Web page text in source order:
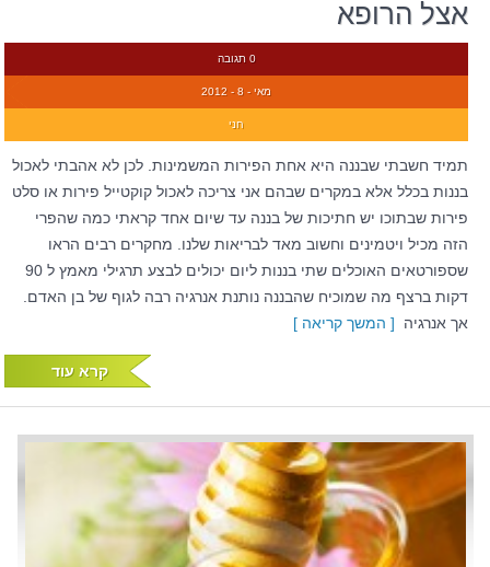
אצל הרופא
0 תגובה
מאי - 8 - 2012
חני
תמיד חשבתי שבננה היא אחת הפירות המשמינות. לכן לא אהבתי לאכול
בננות בכלל אלא במקרים שבהם אני צריכה לאכול קוקטייל פירות או סלט
פירות שבתוכו יש חתיכות של בננה עד שיום אחד קראתי כמה שהפרי
הזה מכיל ויטמינים וחשוב מאד לבריאות שלנו. מחקרים רבים הראו
שספורטאים האוכלים שתי בננות ליום יכולים לבצע תרגילי מאמץ ל 90
דקות ברצף מה שמוכיח שהבננה נותנת אנרגיה רבה לגוף של בן האדם.
אך אנרגיה [ המשך קריאה ]
קרא עוד